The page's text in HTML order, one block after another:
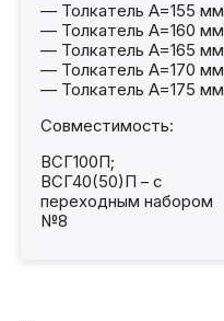
— Толкатель A=155 мм
— Толкатель A=160 мм
— Толкатель A=165 мм
— Толкатель A=170 мм
— Толкатель A=175 мм
Совместимость:
ВСГ100П;
ВСГ40(50)П – с
переходным набором
№8